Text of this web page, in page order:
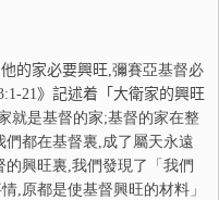
的家必要興旺,彌賽亞基督必
21》記述着「大衛家的興旺
就是基督的家;基督的家在整
們都在基督裏,成了屬天永遠
興旺裏,我們發現了「我們
,原都是使基督興旺的材料」